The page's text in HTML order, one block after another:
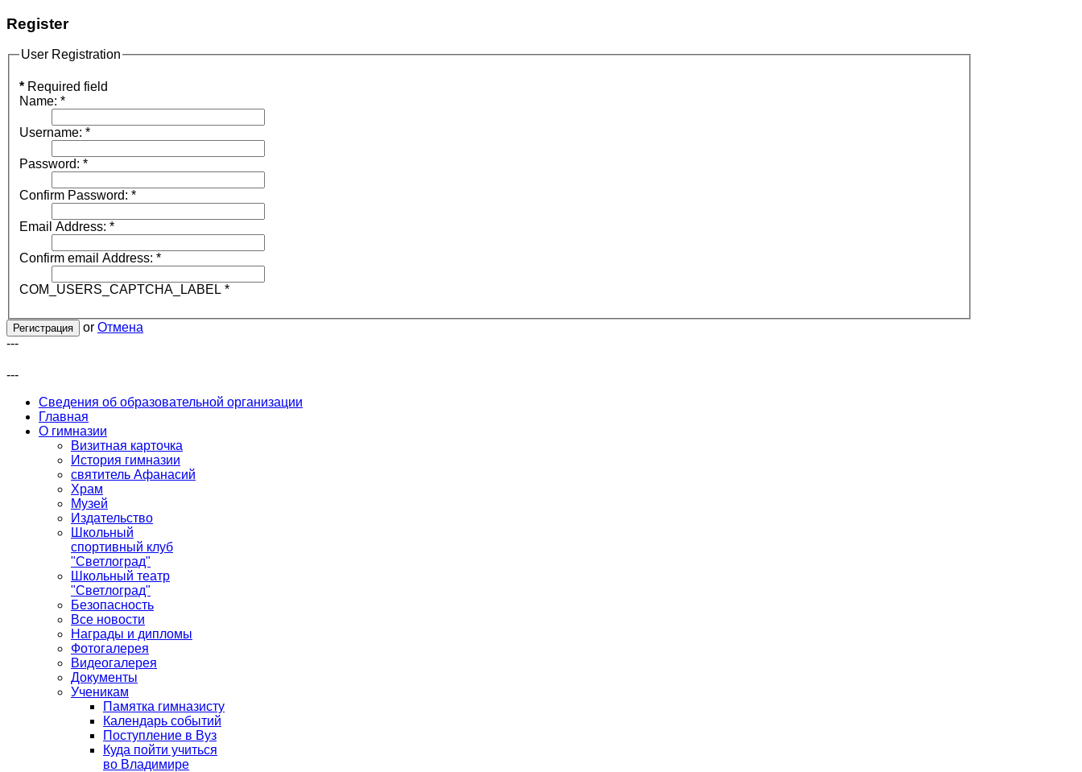
Register
User Registration
* Required field
Name: *
Username: *
Password: *
Confirm Password: *
Email Address: *
Confirm email Address: *
COM_USERS_CAPTCHA_LABEL *
Регистрация or Отмена
---
---
Сведения об образовательной организации
Главная
О гимназии
Визитная карточка
История гимназии
святитель Афанасий
Храм
Музей
Издательство
Школьный
спортивный клуб
"Светлоград"
Школьный театр
"Светлоград"
Безопасность
Все новости
Награды и дипломы
Фотогалерея
Видеогалерея
Документы
Ученикам
Памятка гимназисту
Календарь событий
Поступление в Вуз
Куда пойти учиться
во Владимире